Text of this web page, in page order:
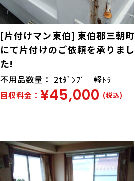
[片付けマン東伯] 東伯郡三朝町
にて片付けのご依頼を承りまし
た!
不用品数量： 2tﾀﾞﾝﾌﾟ 軽ﾄﾗ
回収料金： ¥45,000 (税込)